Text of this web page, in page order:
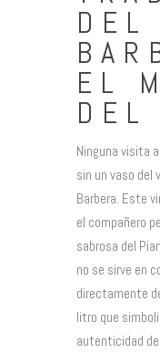
DEL
EL
DEL
Ninguna visita
sin un vaso del
Barbera. Este
el compañero
sabrosa del
no se sirve en
directamente
litro que
autenticidad